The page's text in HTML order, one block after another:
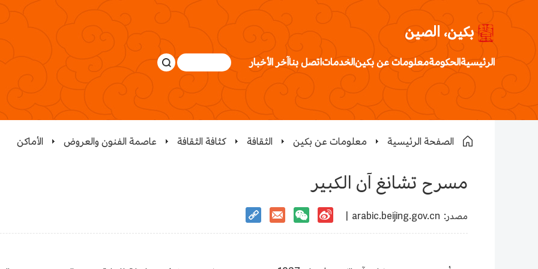
بكين، الصين
الرئيسيةالحكومةمعلومات عن بكينالخدماتاتصل بناآخر الأخبار
الصفحة الرئيسية معلومات عن بكين الثقافة كثافة الثقافة عاصمة الفنون والعروض الأماكن
مسرح تشانغ آن الكبير
arabic.beijing.gov.cn :مصدر